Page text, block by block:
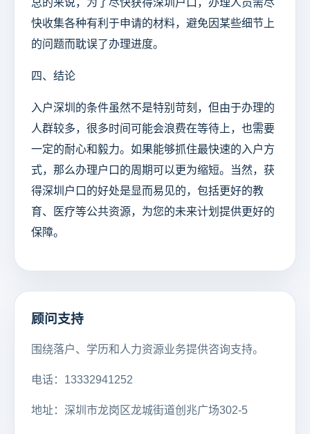
总的来说，为了尽快获得深圳户口，办理人员需尽
快收集各种有利于申请的材料，避免因某些细节上
的问题而耽误了办理进度。
四、结论
入户深圳的条件虽然不是特别苛刻，但由于办理的
人群较多，很多时间可能会浪费在等待上，也需要
一定的耐心和毅力。如果能够抓住最快速的入户方
式，那么办理户口的周期可以更为缩短。当然，获
得深圳户口的好处是显而易见的，包括更好的教
育、医疗等公共资源，为您的未来计划提供更好的
保障。
顾问支持
围绕落户、学历和人力资源业务提供咨询支持。
电话：13332941252
地址：深圳市龙岗区龙城街道创兆广场302-5